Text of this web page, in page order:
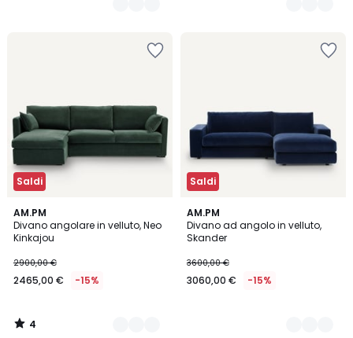
Saldi
AM.PM
Divano angolare in velluto, Neo
Kinkajou
2900,00 €
2465,00 € -15%
4
/
5
4
Colori
4
/
Saldi
AM.PM
Divano ad angolo in velluto,
Skander
3600,00 €
3060,00 € -15%
15
Colori